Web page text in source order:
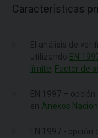
Características
El análisis de
utilizando EN
límite, Factor de
EN 1997 –
en Anexos
EN 1997 - opción